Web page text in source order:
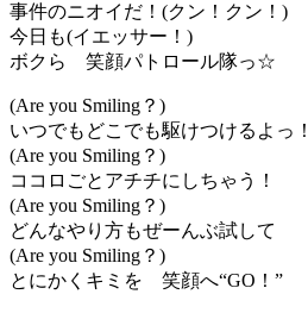
事件のニオイだ！(クン！クン！)
今日も(イエッサー！)
ボクら 笑顔パトロール隊っ☆
(Are you Smiling？)
いつでもどこでも駆けつけるよっ！
(Are you Smiling？)
ココロごとアチチにしちゃう！
(Are you Smiling？)
どんなやり方もぜーんぶ試して
(Are you Smiling？)
とにかくキミを 笑顔へ“GO！”